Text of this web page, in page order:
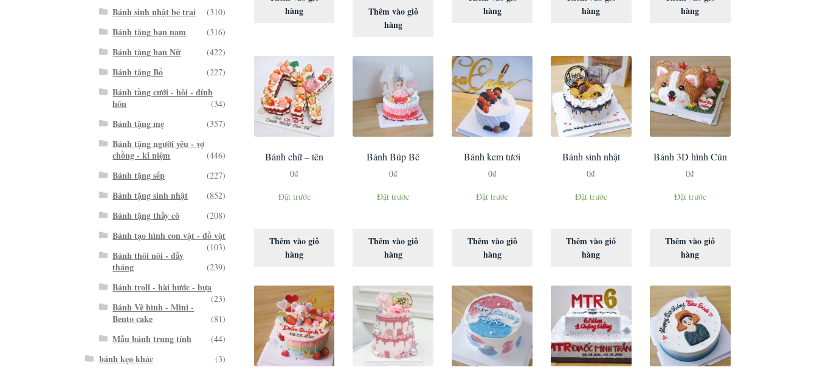
hàng
Thêm vào giỏ
hàng
hàng
hàng
hàng
Bánh chữ – tên
0₫
Đặt trước
Thêm vào giỏ
hàng
Bánh Búp Bê
0₫
Đặt trước
Thêm vào giỏ
hàng
Bánh kem tươi
0₫
Đặt trước
Thêm vào giỏ
hàng
Bánh sinh nhật
0₫
Đặt trước
Thêm vào giỏ
hàng
Bánh 3D hình Cún
0₫
Đặt trước
Thêm vào giỏ
hàng
Bánh sinh nhật bé trai (310)
Bánh tặng bạn nam (316)
Bánh tặng bạn Nữ (422)
Bánh tặng Bố (227)
Bánh tầng cưới - hỏi - đính
hôn
(34)
Bánh tặng mẹ (357)
Bánh tặng người yêu - vợ
chồng - kỉ niệm
(446)
Bánh tặng sếp (227)
Bánh tặng sinh nhật (852)
Bánh tặng thầy cô (208)
Bánh tạo hình con vật - đồ vật
(103)
Bánh thôi nôi - đầy
tháng
(239)
Bánh troll - hài hước - bựa
(23)
Bánh Vẽ hình - Mini -
Bento cake
(81)
Mẫu bánh trung tính (44)
bánh kẹo khác (3)